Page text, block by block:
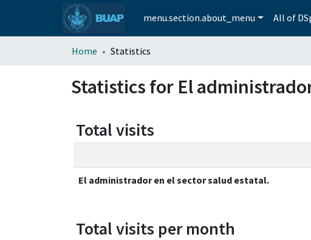
menu.section.about_menu All of
Home Statistics
Statistics for El
Total visits
El administrador en el sector salud estatal.
Total visits per month